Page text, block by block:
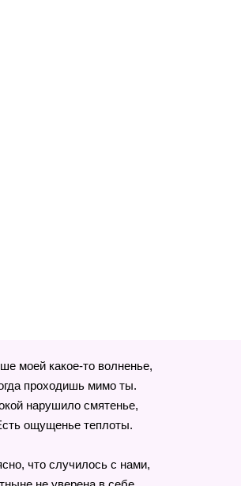
моей какое-то волненье,
проходишь мимо ты.
нарушило смятенье,
ощущенье теплоты.
что случилось с нами,